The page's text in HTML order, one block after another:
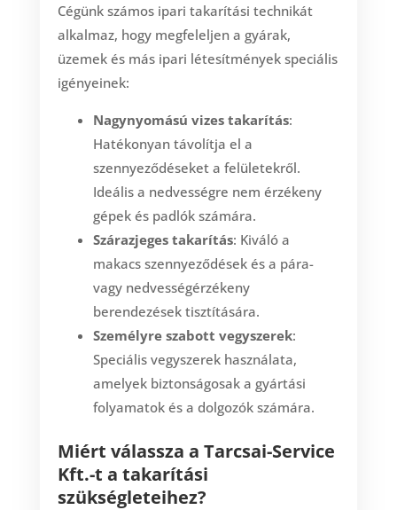
Cégünk számos ipari takarítási technikát
alkalmaz, hogy megfeleljen a gyárak,
üzemek és más ipari létesítmények speciális
igényeinek:
Nagynyomású vizes takarítás:
Hatékonyan távolítja el a
szennyeződéseket a felületekről.
Ideális a nedvességre nem érzékeny
gépek és padlók számára.
Szárazjeges takarítás: Kiváló a
makacs szennyeződések és a pára-
vagy nedvességérzékeny
berendezések tisztítására.
Személyre szabott vegyszerek:
Speciális vegyszerek használata,
amelyek biztonságosak a gyártási
folyamatok és a dolgozók számára.
Miért válassza a Tarcsai-Service
Kft.-t a takarítási
szükségleteihez?